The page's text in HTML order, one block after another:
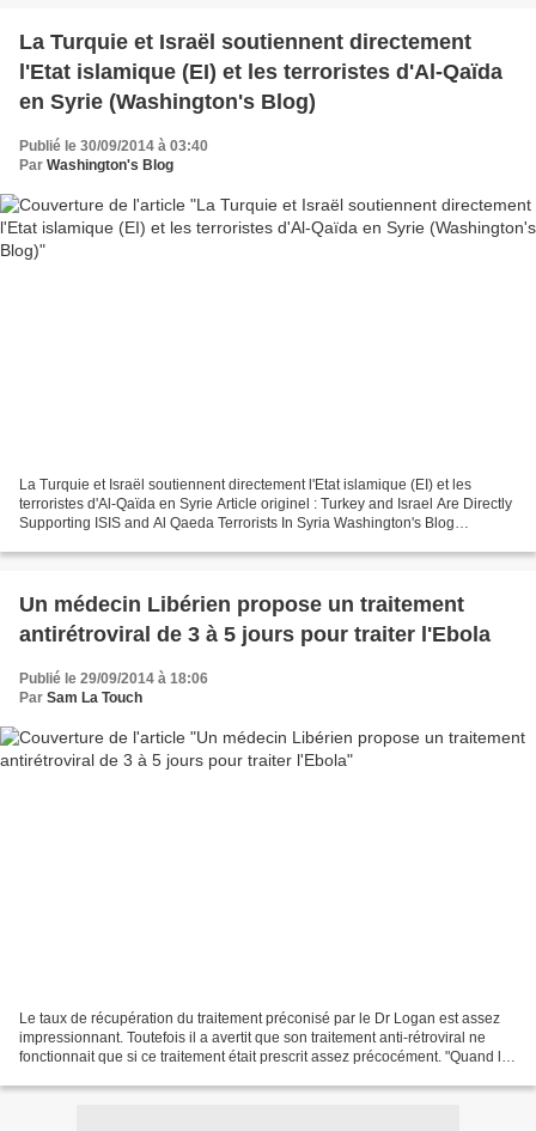
La Turquie et Israël soutiennent directement
l'Etat islamique (EI) et les terroristes d'Al-Qaïda
en Syrie (Washington's Blog)
Publié le 30/09/2014 à 03:40
Par Washington's Blog
La Turquie et Israël soutiennent directement l'Etat islamique (EI) et les
terroristes d'Al-Qaïda en Syrie Article originel : Turkey and Israel Are Directly
Supporting ISIS and Al Qaeda Terrorists In Syria Washington's Blog
Un médecin Libérien propose un traitement
antirétroviral de 3 à 5 jours pour traiter l'Ebola
Publié le 29/09/2014 à 18:06
Par Sam La Touch
Le taux de récupération du traitement préconisé par le Dr Logan est assez
impressionnant. Toutefois il a avertit que son traitement anti-rétroviral ne
fonctionnait que si ce traitement était prescrit assez précocément. "Quand les